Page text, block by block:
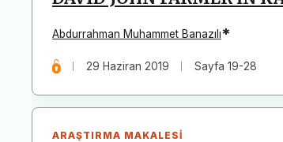
Abdurrahman Muhammet Banazılı*
29 Haziran 2019 Sayfa 19-28
ARAŞTIRMA MAKALESI